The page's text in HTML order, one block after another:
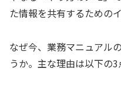
た情報を共有するための
なぜ今、業務マニュアル
うか。主な理由は以下の3